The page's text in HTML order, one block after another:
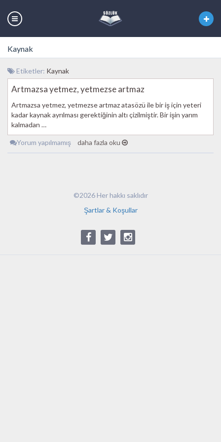
Kaynak
Etiketler: Kaynak
Artmazsa yetmez, yetmezse artmaz
Artmazsa yetmez, yetmezse artmaz atasözü ile bir iş için yeteri
kadar kaynak ayrılması gerektiğinin altı çizilmiştir. Bir işin yarım
kalmadan …
Yorum yapılmamış daha fazla oku
©2026 Her hakkı saklıdır
Şartlar & Koşullar